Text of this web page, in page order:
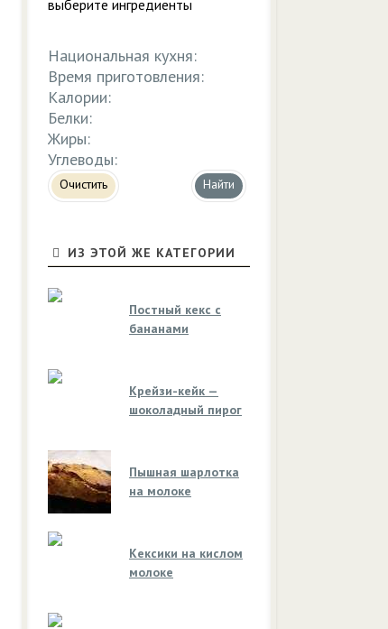
выберите ингредиенты
Национальная кухня:
Время приготовления:
Калории:
Белки:
Жиры:
Углеводы:
Очистить
ИЗ ЭТОЙ ЖЕ КАТЕГОРИИ
Постный кекс с
бананами
Крейзи-кейк —
шоколадный пирог
Пышная шарлотка
на молоке
Кексики на кислом
молоке